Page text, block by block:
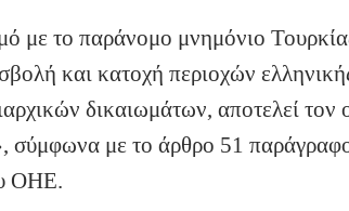
με το παράνομο μνημόνιο
και κατοχή περιοχών
δικαιωμάτων, αποτελεί τον
σύμφωνα με το άρθρο 51
ΟΗΕ.